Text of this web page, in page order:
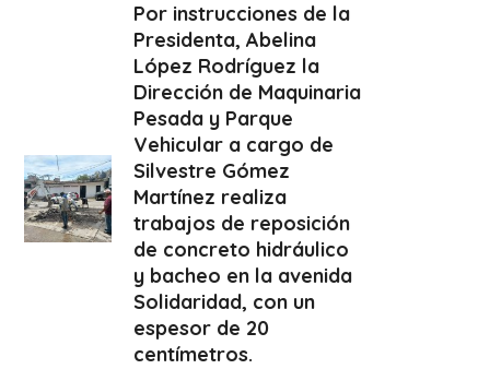
Por instrucciones de la
Presidenta, Abelina
López Rodríguez la
Dirección de Maquinaria
Pesada y Parque
Vehicular a cargo de
Silvestre Gómez
Martínez realiza
trabajos de reposición
de concreto hidráulico
y bacheo en la avenida
Solidaridad, con un
espesor de 20
centímetros.